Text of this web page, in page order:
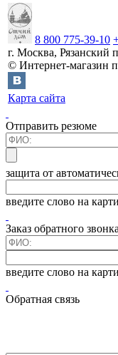
8 800 775-39-10
г. Москва, Рязанский
© Интернет-магазин
Карта сайта
Отправить резюме
защита от
введите слово на
Заказ обратного звонка
введите слово на
Обратная связь